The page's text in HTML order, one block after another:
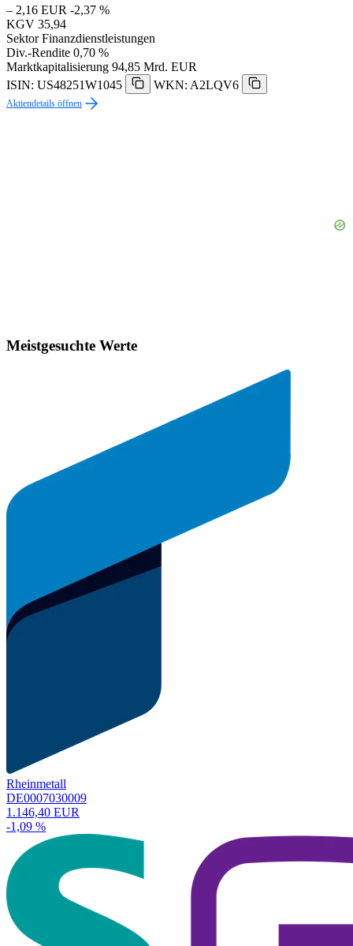
– 2,16 EUR -2,37 %
KGV 35,94
Sektor Finanzdienstleistungen
Div.-Rendite 0,70 %
Marktkapitalisierung 94,85 Mrd. EUR
ISIN: US48251W1045
WKN: A2LQV6
Aktiendetails öffnen
Meistgesuchte Werte
Rheinmetall
DE0007030009
1.146,40 EUR
-1,09 %